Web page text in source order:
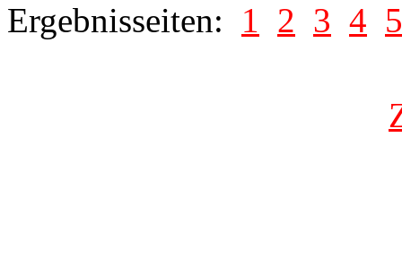
Ergebnisseiten: 1 2 3 4 5